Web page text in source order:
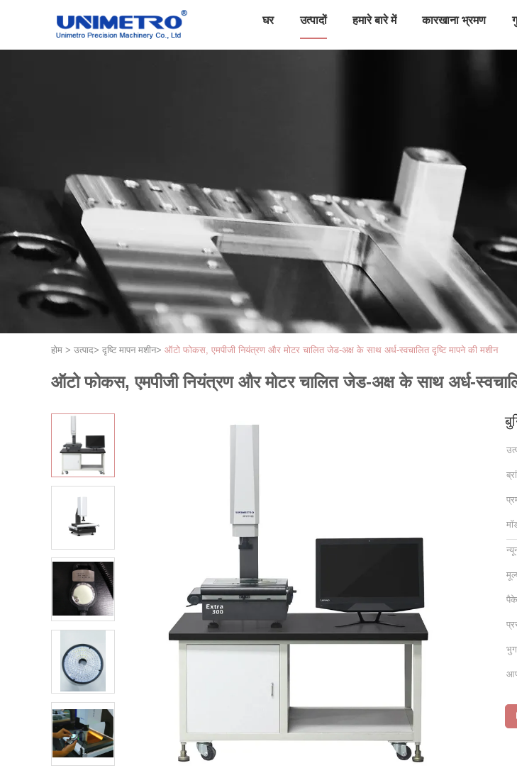
घर उत्पादों हमारे बारे में कारखाना भ्रमण
होम > उत्पाद> दृष्टि मापन मशीन> ऑटो फोकस, एमपीजी नियंत्रण और मोटर चालित जेड-अक्ष के साथ अर्ध-स्वचालित दृष्टि मापने की मशीन
ऑटो फोकस, एमपीजी नियंत्रण और मोटर चालित जेड-अक्ष के साथ अर्ध-